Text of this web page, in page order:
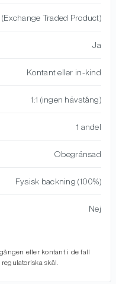
(Exchange Traded Product)
Ja
Kontant eller in-kind
1:1 (ingen hävstång)
1 andel
Obegränsad
Fysisk backning (100%)
Nej
eller kontant i de fall
skäl.